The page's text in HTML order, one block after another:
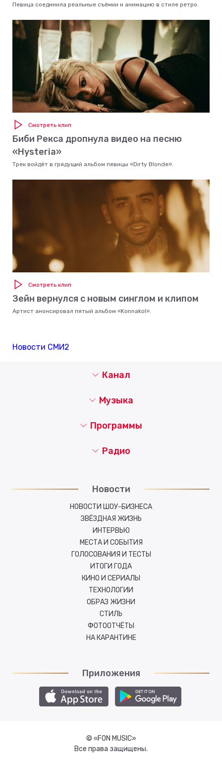
Певица соединила реальные съёмки и анимацию в стиле ретро.
Смотреть клип
Биби Рекса дропнула видео на песню
«Hysteria»
Трек войдёт в грядущий альбом певицы «Dirty Blonde».
Смотреть клип
Зейн вернулся с новым синглом и клипом
Артист анонсировал пятый альбом «Konnakol».
Новости СМИ2
Канал
Музыка
Новости
НОВОСТИ ШОУ-БИЗНЕСА
ЗВЁЗДНАЯ ЖИЗНЬ
ИНТЕРВЬЮ
МЕСТА И СОБЫТИЯ
ГОЛОСОВАНИЯ И ТЕСТЫ
ИТОГИ ГОДА
КИНО И СЕРИАЛЫ
ТЕХНОЛОГИИ
ОБРАЗ ЖИЗНИ
СТИЛЬ
ФОТООТЧЁТЫ
НА КАРАНТИНЕ
Программы
Радио
Приложения
© «FON MUSIC»
Все права защищены.